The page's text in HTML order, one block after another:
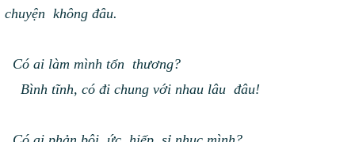
chuyện không đâu.
Có ai làm mình tổn thương?
Bình tĩnh, có đi chung với nhau lâu đâu!